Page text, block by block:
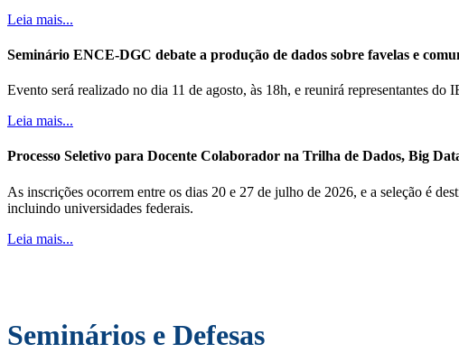
Leia mais...
Seminário ENCE-DGC debate a produção de dados sobre favelas e
Evento será realizado no dia 11 de agosto, às 18h, e reunirá representantes
Leia mais...
Processo Seletivo para Docente Colaborador na Trilha de Dados, Big
As inscrições ocorrem entre os dias 20 e 27 de julho de 2026, e a seleção é
incluindo universidades federais.
Leia mais...
Seminários e Defesas